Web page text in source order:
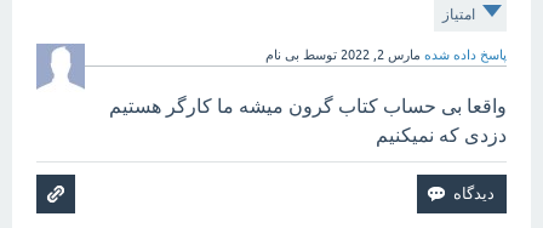
امتیاز
پاسخ داده شده مارس 2, 2022 توسط بی نام
واقعا بی حساب کتاب گرون میشه ما کارگر هستیم
دزدی که نمیکنیم